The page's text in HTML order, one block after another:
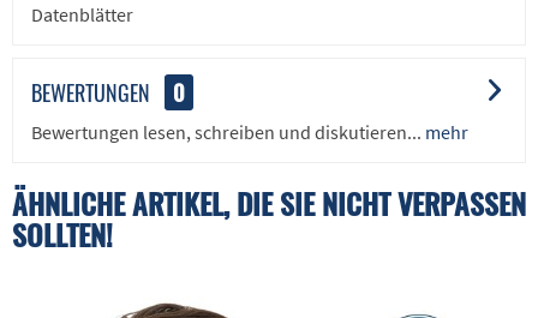
Datenblätter
BEWERTUNGEN 0
Bewertungen lesen, schreiben und diskutieren... mehr
ÄHNLICHE ARTIKEL, DIE SIE NICHT VERPASSEN
SOLLTEN!